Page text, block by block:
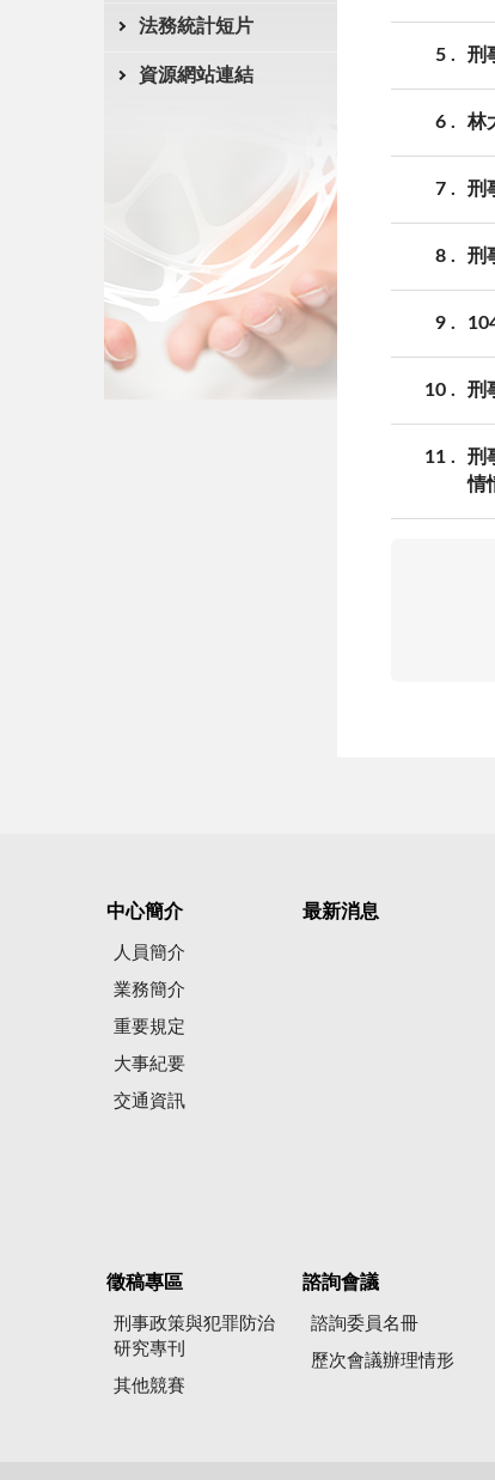
法務統計短片
資源網站連結
5 刑
6 林
7 刑
8 刑
9
10 刑
11
刑
情
中心簡介
人員簡介
業務簡介
重要規定
大事紀要
交通資訊
最新消息
徵稿專區
刑事政策與犯罪防治
研究專刊
其他競賽
諮詢會議
諮詢委員名冊
歷次會議辦理情形